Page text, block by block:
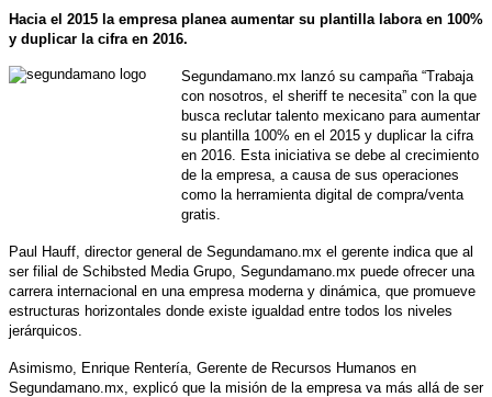
Hacia el 2015 la empresa planea aumentar su plantilla labora en 100%
y duplicar la cifra en 2016.
Segundamano.mx lanzó su campaña “Trabaja
con nosotros, el sheriff te necesita” con la que
busca reclutar talento mexicano para aumentar
su plantilla 100% en el 2015 y duplicar la cifra
en 2016. Esta iniciativa se debe al crecimiento
de la empresa, a causa de sus operaciones
como la herramienta digital de compra/venta
gratis.
Paul Hauff, director general de Segundamano.mx el gerente indica que al
ser filial de Schibsted Media Grupo, Segundamano.mx puede ofrecer una
carrera internacional en una empresa moderna y dinámica, que promueve
estructuras horizontales donde existe igualdad entre todos los niveles
jerárquicos.
Asimismo, Enrique Rentería, Gerente de Recursos Humanos en
Segundamano.mx, explicó que la misión de la empresa va más allá de ser